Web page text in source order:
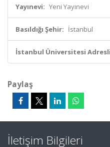
Yayınevi: Yeni Yayınevi
Basıldığı Şehir: İstanbul
İstanbul Üniversitesi
Paylaş
İletişim Bilgileri